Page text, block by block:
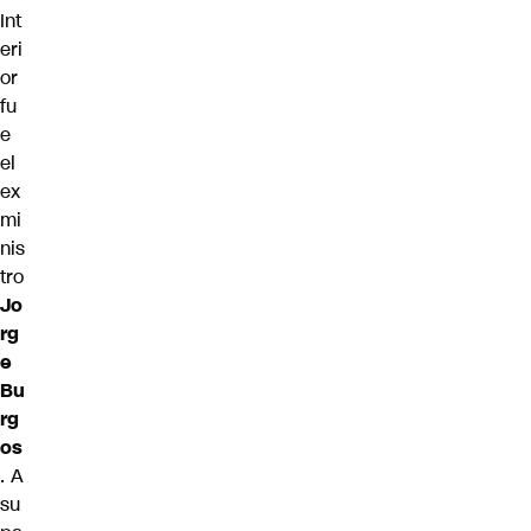
Int
eri
or
fu
e
el
ex
mi
nis
tro
Jo
rg
e
Bu
rg
os
. A
su